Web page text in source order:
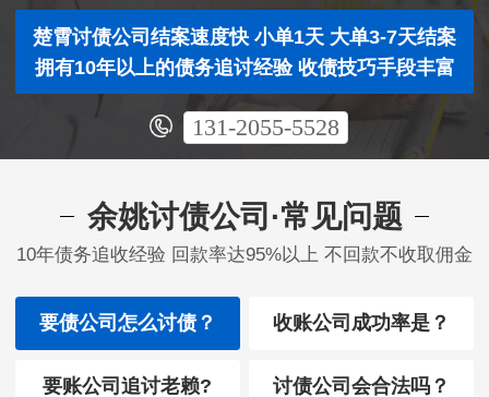
楚霄讨债公司结案速度快 小单1天 大单3-7天结案
拥有10年以上的债务追讨经验 收债技巧手段丰富
131-2055-5528
余姚讨债公司·常见问题
10年债务追收经验 回款率达95%以上 不回款不收取佣金
要债公司怎么讨债？ 收账公司成功率是？
要账公司追讨老赖? 讨债公司会合法吗？